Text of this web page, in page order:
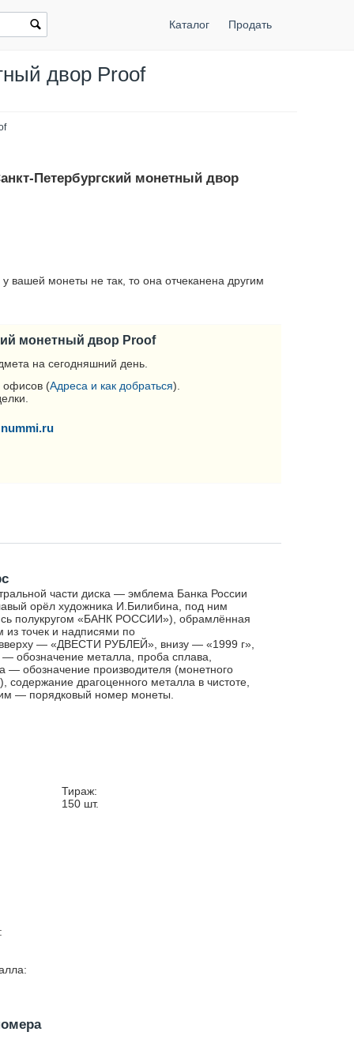
Каталог Продать
двор Proof
Петербургский монетный двор
вашей монеты не так, то она отчеканена другим
монетный двор Proof
на сегодняшний день.
офисов (Адреса и как добраться).
части диска — эмблема Банка России
орёл художника И.Билибина, под ним
полукругом «БАНК РОССИИ»), обрамлённая
из точек и надписями по
— «ДВЕСТИ РУБЛЕЙ», внизу — «1999 г»,
— обозначение металла, проба сплава,
— обозначение производителя (монетного
содержание драгоценного металла в чистоте,
— порядковый номер монеты.
Тираж:
150 шт.